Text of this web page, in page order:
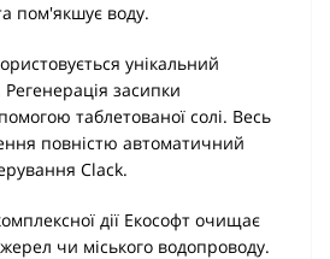
пом'якшує воду.
унікальний
засипки
таблетованої солі. Весь
повністю автоматичний
Clack.
дії Екософт очищає
чи міського водопроводу.